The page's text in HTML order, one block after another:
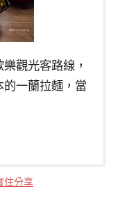
觀光客路線，
一蘭拉麵，當
住分享